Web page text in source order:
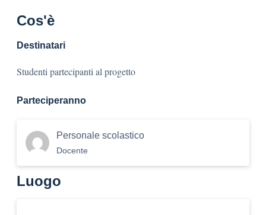
Cos'è
Destinatari
Studenti partecipanti al progetto
Parteciperanno
Personale scolastico
Docente
Luogo